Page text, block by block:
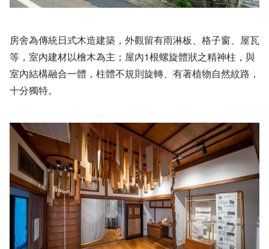
房舍為傳統日式木造建築，外觀留有雨淋板、格子窗、屋瓦
等，室內建材以檜木為主；屋內1根螺旋體狀之精神柱，與
室內結構融合一體，柱體不規則旋轉、有著植物自然紋路，
十分獨特。